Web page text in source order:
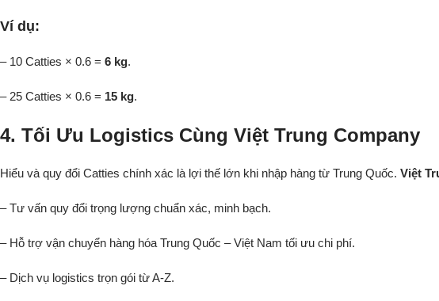
Ví dụ:
– 10 Catties × 0.6 = 6 kg.
– 25 Catties × 0.6 = 15 kg.
4. Tối Ưu Logistics Cùng Việt Trung Company
Hiểu và quy đổi Catties chính xác là lợi thế lớn khi nhập hàng từ Trung Quốc. Việt
– Tư vấn quy đổi trọng lượng chuẩn xác, minh bạch.
– Hỗ trợ vận chuyển hàng hóa Trung Quốc – Việt Nam tối ưu chi phí.
– Dịch vụ logistics trọn gói từ A-Z.